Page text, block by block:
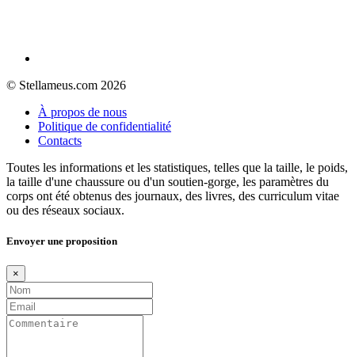
© Stellameus.com 2026
À propos de nous
Politique de confidentialité
Contacts
Toutes les informations et les statistiques, telles que la taille, le poids,
la taille d'une chaussure ou d'un soutien-gorge, les paramètres du
corps ont été obtenus des journaux, des livres, des curriculum vitae
ou des réseaux sociaux.
Envoyer une proposition
×